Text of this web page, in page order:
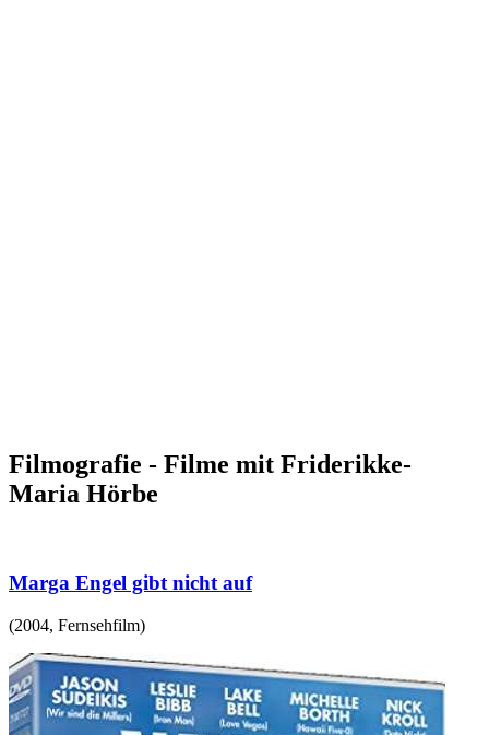
Filmografie - Filme mit Friderikke-
Maria Hörbe
Marga Engel gibt nicht auf
(2004, Fernsehfilm)